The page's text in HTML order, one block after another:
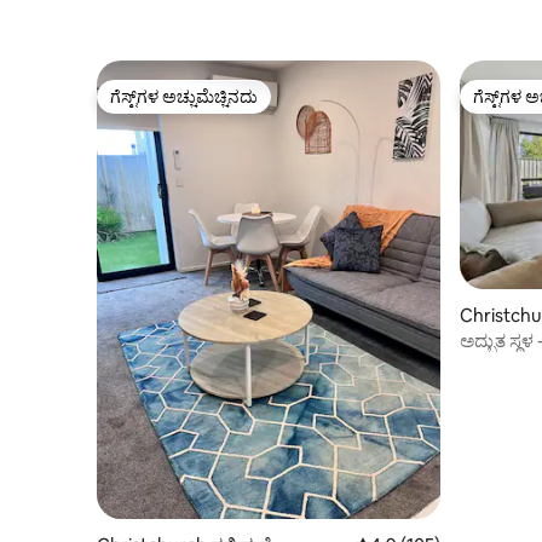
ಗೆಸ್ಟ್‌ಗಳ ಅಚ್ಚುಮೆಚ್ಚಿನದು
ಗೆಸ್ಟ್‌ಗಳ ಅಚ್ಚುಮೆಚ್ಚಿನದು ಗೆಸ್ಟ್‌ಗಳ
ಗೆಸ್ಟ್‌ಗಳ
ಅದ್ಭುತ